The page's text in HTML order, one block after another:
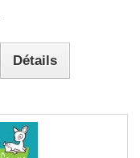
Détails